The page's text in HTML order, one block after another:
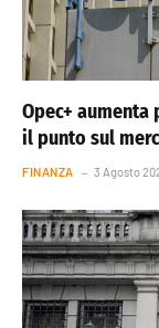
Opec+
il punto sul
FINANZA 3 Agosto